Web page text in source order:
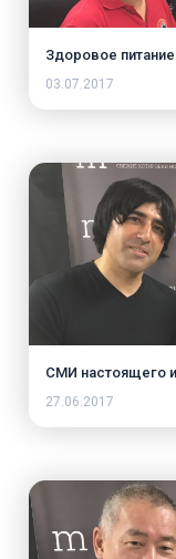
Здоровое
03.07.2017
СМИ настоящего
27.06.2017